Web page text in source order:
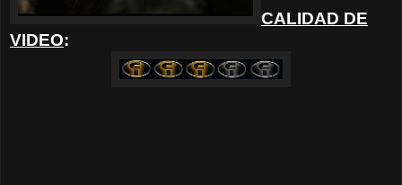
CALIDAD DE
VIDEO: